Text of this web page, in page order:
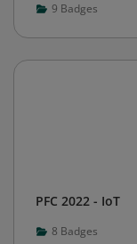
9 Badges
PFC 2022 - IoT
8 Badges